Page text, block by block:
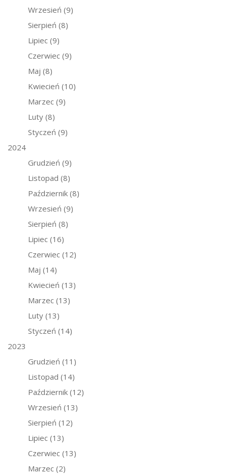
Wrzesień (9)
Sierpień (8)
Lipiec (9)
Czerwiec (9)
Maj (8)
Kwiecień (10)
Marzec (9)
Luty (8)
Styczeń (9)
2024
Grudzień (9)
Listopad (8)
Październik (8)
Wrzesień (9)
Sierpień (8)
Lipiec (16)
Czerwiec (12)
Maj (14)
Kwiecień (13)
Marzec (13)
Luty (13)
Styczeń (14)
2023
Grudzień (11)
Listopad (14)
Październik (12)
Wrzesień (13)
Sierpień (12)
Lipiec (13)
Czerwiec (13)
Marzec (2)